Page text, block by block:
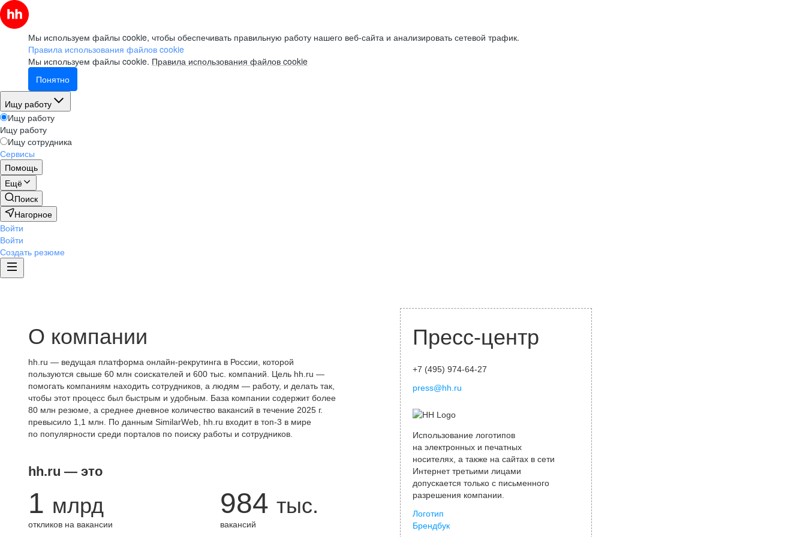
Мы используем файлы cookie, чтобы обеспечивать правильную работу нашего веб-сайта и анализировать сетевой трафик.
Правила использования файлов cookie
Мы используем файлы cookie. Правила использования файлов cookie
Понятно
Ищу работу
Ищу работу
Ищу работу
Ищу сотрудника
Сервисы
Помощь
Ещё
Поиск
Нагорное
Войти
Войти
Создать резюме
О компании
hh.ru — ведущая платформа онлайн-рекрутинга в России, которой
пользуются свыше 60 млн соискателей и 600 тыс. компаний. Цель hh.ru —
помогать компаниям находить сотрудников, а людям — работу, и делать так,
чтобы этот процесс был быстрым и удобным. База компании содержит более
80 млн резюме, а среднее дневное количество вакансий в течение 2025 г.
превысило 1,1 млн. По данным SimilarWeb, hh.ru входит в топ-3 в мире
по популярности среди порталов по поиску работы и сотрудников.
hh.ru — это
1 млрд
откликов на вакансии
984 тыс.
вакансий
Пресс-центр
+7 (495) 974-64-27
press@hh.ru
Использование логотипов
на электронных и печатных
носителях, а также на сайтах в сети
Интернет третьими лицами
допускается только с письменного
разрешения компании.
Логотип
Брендбук